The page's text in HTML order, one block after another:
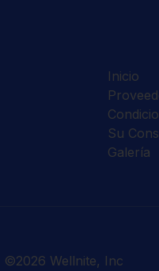
Inicio
Su
Galería
©2026 Wellnite, Inc